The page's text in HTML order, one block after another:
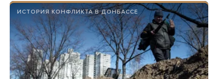
ИСТОРИЯ КОНФЛИКТА В ДОНБАССЕ